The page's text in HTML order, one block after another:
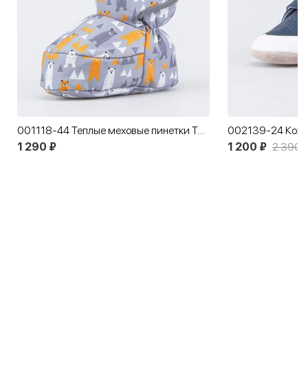
001118-44 Теплые меховые пинетки Три медведя
1 290 ₽
1 200 ₽ 2 390